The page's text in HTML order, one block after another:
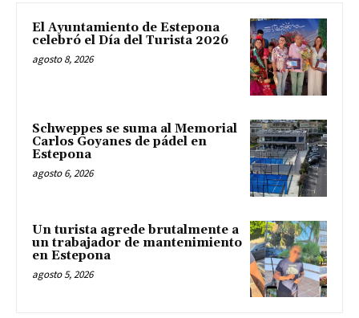
El Ayuntamiento de Estepona
celebró el Día del Turista 2026
agosto 8, 2026
Schweppes se suma al Memorial
Carlos Goyanes de pádel en
Estepona
agosto 6, 2026
Un turista agrede brutalmente a
un trabajador de mantenimiento
en Estepona
agosto 5, 2026